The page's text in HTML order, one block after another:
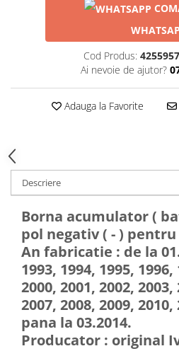
Cod Produs:
Ai nevoie de ajutor?
Adauga la Favorite
Descriere
Borna acumulator (
pol negativ ( - )
An fabricatie : de la
1993, 1994, 1995,
2000, 2001, 2002, 2003,
2007, 2008, 2009, 2010,
pana la 03.2014.
Producator : original